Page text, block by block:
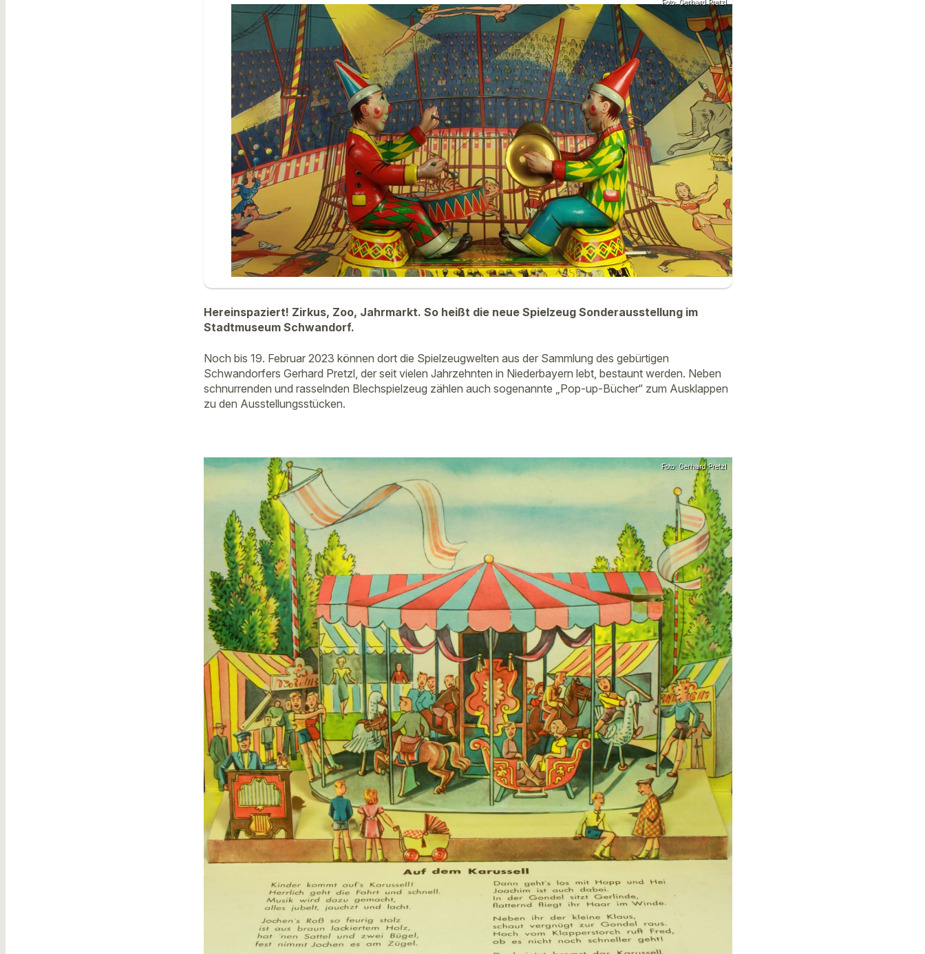
Foto: Gerhard Pretzl
Hereinspaziert! Zirkus, Zoo, Jahrmarkt. So heißt die neue Spielzeug Sonderausstellung im
Stadtmuseum Schwandorf.
Noch bis 19. Februar 2023 können dort die Spielzeugwelten aus der Sammlung des gebürtigen
Schwandorfers Gerhard Pretzl, der seit vielen Jahrzehnten in Niederbayern lebt, bestaunt werden. Neben
schnurrenden und rasselnden Blechspielzeug zählen auch sogenannte „Pop-up-Bücher“ zum Ausklappen
zu den Ausstellungsstücken.
Foto: Gerhard Pretzl